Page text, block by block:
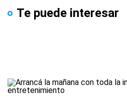
Te puede interesar